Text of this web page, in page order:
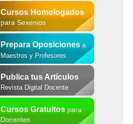
Cursos Homologados
para Sexenios
Prepara Oposiciones a
Maestros y Profesores
Publica tus Artículos
Revista Digital Docente
Cursos Gratuitospara
Docentes